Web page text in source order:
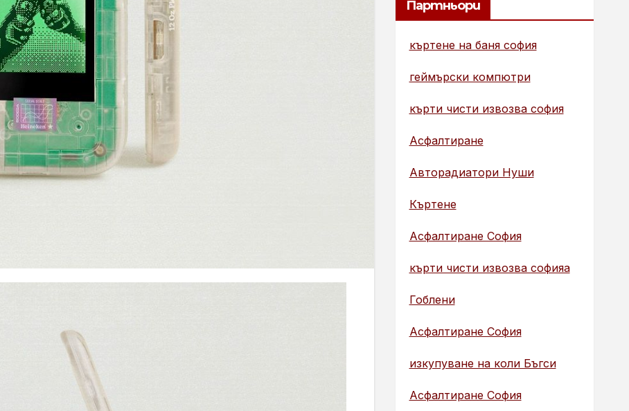
Партньори
къртене на баня софия
геймърски компютри
кърти чисти извозва софия
Асфалтиране
Авторадиатори Нуши
Къртене
Асфалтиране София
кърти чисти извозва софияа
Гоблени
Асфалтиране София
изкупуване на коли Бъгси
Асфалтиране София